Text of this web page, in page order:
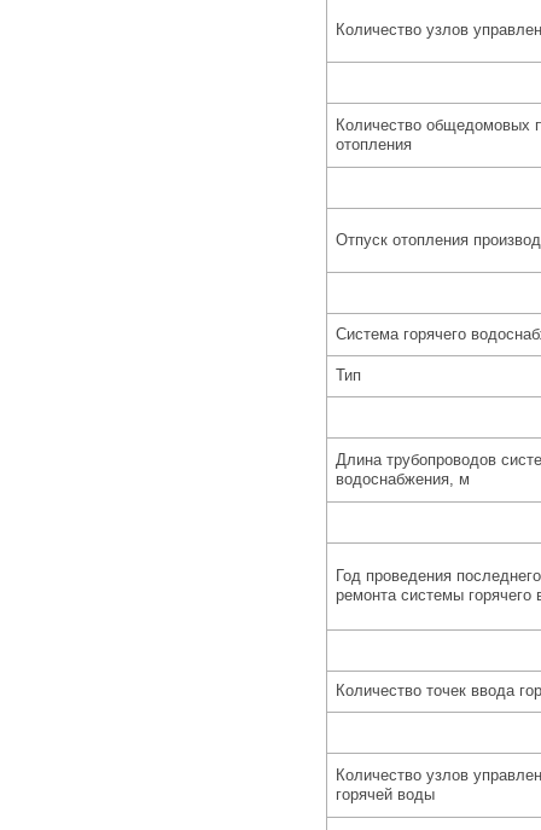
Количество узлов
Количество общедомовых
отопления
Отпуск отопления
Система горячего
Тип
Длина трубопроводов
водоснабжения, м
Год проведения
ремонта системы горячего
Количество точек ввода
Количество узлов
горячей воды